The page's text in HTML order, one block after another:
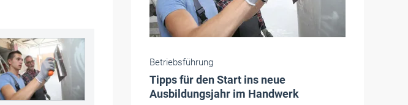
Handwerkspolitik
Erster Austausch mit Ministerin
Klement: Handwerk im Fokus